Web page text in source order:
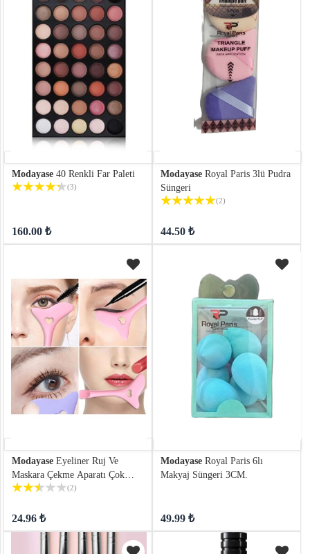
Modayase 40 Renkli Far Paleti
(3)
160.00 ₺
Modayase Royal Paris 3lü Pudra
Süngeri
(2)
44.50 ₺
Modayase Eyeliner Ruj Ve
Maskara Çekme Aparatı Çok
Yönlü Aparat (2)
24.96 ₺
Modayase Royal Paris 6lı
Makyaj Süngeri 3CM.
49.99 ₺